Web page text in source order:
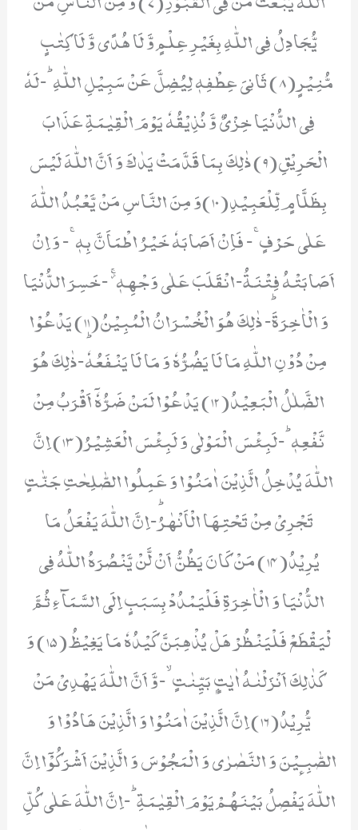
یُّجَادِلُ فِی اللّٰهِ بِغَیْرِ عِلْمٍ وَّ لَا هُدًى وَّ لَا كِتٰبٍ
مُّنِیْرٍ(8) ثَانِیَ عِطْفِهٖ لِیُضِلَّ عَنْ سَبِیْلِ اللّٰهِؕ-لَهٗ
فِی الدُّنْیَا خِزْیٌ وَّ نُذِیْقُهٗ یَوْمَ الْقِیٰمَةِ عَذَابَ
الْحَرِیْقِ(9) ذٰلِكَ بِمَا قَدَّمَتْ یَدٰكَ وَ اَنَّ اللّٰهَ لَیْسَ
بِظَلَّامٍ لِّلْعَبِیْدِ(10)وَ مِنَ النَّاسِ مَنْ یَّعْبُدُ اللّٰهَ
عَلٰى حَرْفٍۚ- فَاِنْ اَصَابَهٗ خَیْرُ اطْمَاَنَّ بِهٖۚ- وَ اِنْ
اَصَابَتْهُ فِتْنَةُ-انْقَلَبَ عَلٰى وَجْهِهٖ۫ۚ -خَسِرَ الدُّنْیَا
وَ الْاٰخِرَةَؕ- ذٰلِكَ هُوَ الْخُسْرَانُ الْمُبِیْنُ(11) یَدْعُوْا
مِنْ دُوْنِ اللّٰهِ مَا لَا یَضُرُّهٗ وَ مَا لَا یَنْفَعُهٗؕ-ذٰلِكَ هُوَ
الضَّلٰلُ الْبَعِیْدُ(12) یَدْعُوْا لَمَنْ ضَرُّهٗۤ اَقْرَبُ مِنْ
نَّفْعِهٖؕ-لَبِئْسَ الْمَوْلٰى وَ لَبِئْسَ الْعَشِیْرُ(13) اِنَّ
اللّٰهَ یُدْخِلُ الَّذِیْنَ اٰمَنُوْا وَ عَمِلُوا الصّٰلِحٰتِ جَنّٰتٍ
تَجْرِیْ مِنْ تَحْتِهَا الْاَنْهٰرُؕ-اِنَّ اللّٰهَ یَفْعَلُ مَا
یُرِیْدُ(14) مَنْ كَانَ یَظُنُّ اَنْ لَّنْ یَّنْصُرَهُ اللّٰهُ فِی
الدُّنْیَا وَ الْاٰخِرَةِ فَلْیَمْدُدْ بِسَبَبٍ اِلَى السَّمَآءِ ثُمَّ
لْیَقْطَعْ فَلْیَنْظُرْ هَلْ یُذْهِبَنَّ كَیْدُهٗ مَا یَغِیْظُ(15) وَ
كَذٰلِكَ اَنْزَلْنٰهُ اٰیٰتٍۭ بَیِّنٰتٍۙ-وَّ اَنَّ اللّٰهَ یَهْدِیْ مَنْ
یُّرِیْدُ(16) اِنَّ الَّذِیْنَ اٰمَنُوْا وَ الَّذِیْنَ هَادُوْا وَ
الصّٰبِـٕیْنَ وَ النَّصٰرٰى وَ الْمَجُوْسَ وَ الَّذِیْنَ اَشْرَكُوْۤا اِنَّ
اللّٰهَ یَفْصِلُ بَیْنَهُمْ یَوْمَ الْقِیٰمَةِؕ-اِنَّ اللّٰهَ عَلٰى كُلِّ